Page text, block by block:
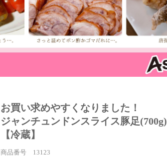
お買い求めやすくなりました！
ジャンチュンドンスライス豚足(700g)
【冷蔵】
商品番号 13123